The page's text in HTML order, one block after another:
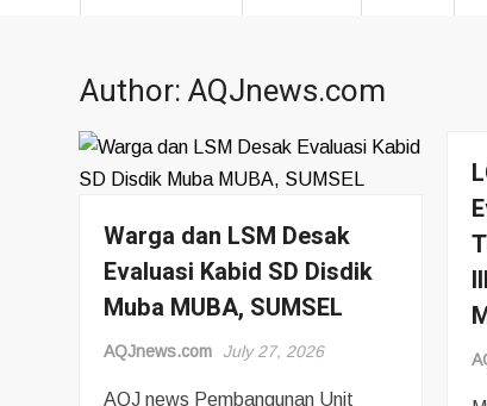
Author:AQJnews.com
Warga dan LSM Desak
Evaluasi Kabid SD Disdik
Muba MUBA, SUMSEL
AQJnews.com July 27, 2026
AQJ news Pembangunan Unit